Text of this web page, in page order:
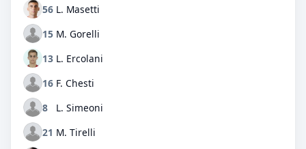
56 L. Masetti
15 M. Gorelli
13 L. Ercolani
16 F. Chesti
8
L. Simeoni
21 M. Tirelli